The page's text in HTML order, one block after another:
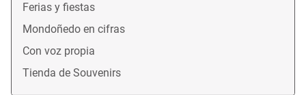
Ferias y fiestas
Mondoñedo en cifras
Con voz propia
Tienda de Souvenirs